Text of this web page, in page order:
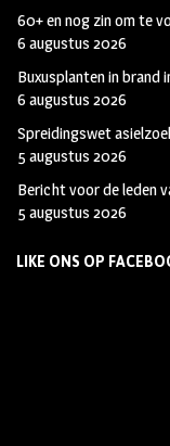
60+ en nog zin om te
6 augustus 2026
Buxusplanten in brand
6 augustus 2026
Spreidingswet
5 augustus 2026
Bericht voor de leden
5 augustus 2026
LIKE ONS OP